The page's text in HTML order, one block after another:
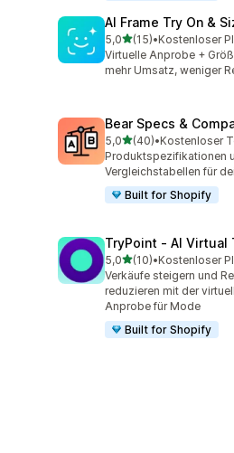
AI Frame Try On &
5,0von 5 Sternen
(15)
15 Rezensionen
•Kostenloser
Virtuelle Anprobe +
mehr Umsatz, weniger
Bear Specs &
5,0von 5 Sternen
(40)
40 Rezensionen
•Kostenloser
Produktspezifikationen
Vergleichstabellen für
Built for Shopify
TryPoint ‑ AI Virtual
5,0von 5 Sternen
(10)
10 Rezensionen
•Kostenloser
Verkäufe steigern und
reduzieren mit der
Anprobe für Mode
Built for Shopify